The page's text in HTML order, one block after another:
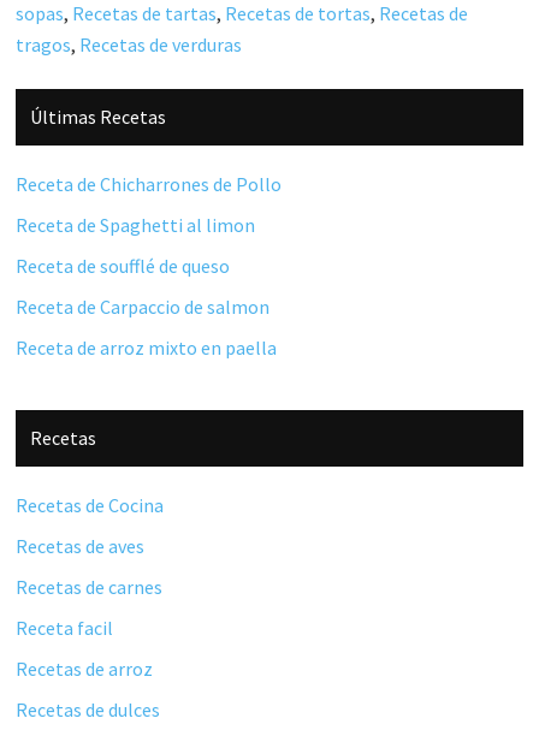
sopas, Recetas de tartas, Recetas de tortas, Recetas de
tragos, Recetas de verduras
Barra
lateral
principal
Últimas Recetas
Receta de Chicharrones de Pollo
Receta de Spaghetti al limon
Receta de soufflé de queso
Receta de Carpaccio de salmon
Receta de arroz mixto en paella
Recetas
Recetas de Cocina
Recetas de aves
Recetas de carnes
Receta facil
Recetas de arroz
Recetas de dulces